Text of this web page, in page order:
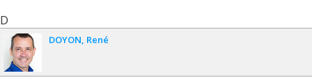
D
DOYON René